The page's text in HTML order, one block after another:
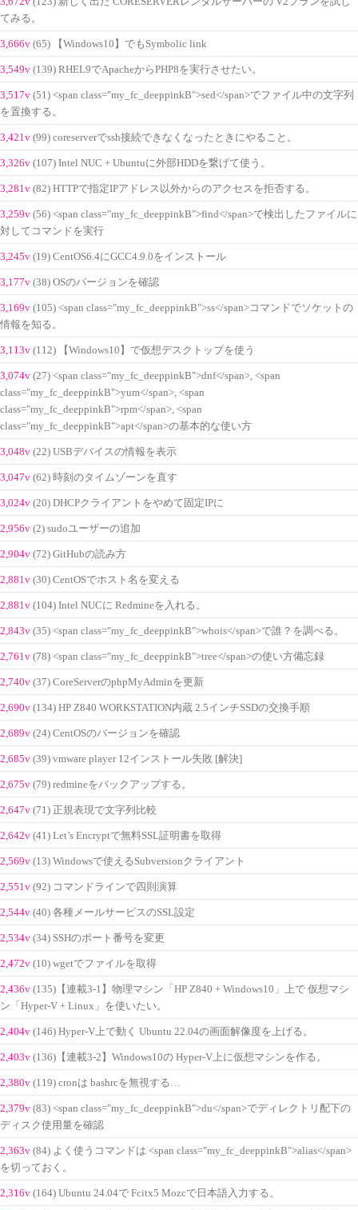
てみる。
3,666v (65) 【Windows10】でもSymbolic link
3,549v (139) RHEL9でApacheからPHP8を実行させたい。
3,517v (51) <span class="my_fc_deeppinkB">sed</span>でファイル中の文字列
を置換する。
3,421v (99) coreserverでssh接続できなくなったときにやること。
3,326v (107) Intel NUC + Ubuntuに外部HDDを繋げて使う。
3,281v (82) HTTPで指定IPアドレス以外からのアクセスを拒否する。
3,259v (56) <span class="my_fc_deeppinkB">find</span>で検出したファイルに
対してコマンドを実行
3,245v (19) CentOS6.4にGCC4.9.0をインストール
3,177v (38) OSのバージョンを確認
3,169v (105) <span class="my_fc_deeppinkB">ss</span>コマンドでソケットの
情報を知る。
3,113v (112) 【Windows10】で仮想デスクトップを使う
3,074v (27) <span class="my_fc_deeppinkB">dnf</span>, <span
class="my_fc_deeppinkB">yum</span>, <span
class="my_fc_deeppinkB">rpm</span>, <span
class="my_fc_deeppinkB">apt</span>の基本的な使い方
3,048v (22) USBデバイスの情報を表示
3,047v (62) 時刻のタイムゾーンを直す
3,024v (20) DHCPクライアントをやめて固定IPに
2,956v (2) sudoユーザーの追加
2,904v (72) GitHubの読み方
2,881v (30) CentOSでホスト名を変える
2,881v (104) Intel NUCに Redmineを入れる。
2,843v (35) <span class="my_fc_deeppinkB">whois</span>で誰？を調べる。
2,761v (78) <span class="my_fc_deeppinkB">tree</span>の使い方備忘録
2,740v (37) CoreServerのphpMyAdminを更新
2,690v (134) HP Z840 WORKSTATION内蔵 2.5インチSSDの交換手順
2,689v (24) CentOSのバージョンを確認
2,685v (39) vmware player 12インストール失敗 [解決]
2,675v (79) redmineをバックアップする。
2,647v (71) 正規表現で文字列比較
2,642v (41) Let’s Encryptで無料SSL証明書を取得
2,569v (13) Windowsで使えるSubversionクライアント
2,551v (92) コマンドラインで四則演算
2,544v (40) 各種メールサービスのSSL設定
2,534v (34) SSHのポート番号を変更
2,472v (10) wgetでファイルを取得
2,436v (135)【連載3-1】物理マシン「HP Z840 + Windows10」上で 仮想マシ
ン「Hyper-V + Linux」を使いたい。
2,404v (146) Hyper-V上で動く Ubuntu 22.04の画面解像度を上げる。
2,403v (136)【連載3-2】Windows10の Hyper-V上に仮想マシンを作る。
2,380v (119) cronは bashrcを無視する…
2,379v (83) <span class="my_fc_deeppinkB">du</span>でディレクトリ配下の
ディスク使用量を確認
2,363v (84) よく使うコマンドは <span class="my_fc_deeppinkB">alias</span>
を切っておく。
2,316v (164) Ubuntu 24.04で Fcitx5 Mozcで日本語入力する。